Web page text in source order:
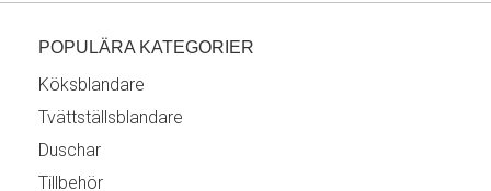
POPULÄRA KATEGORIER
Köksblandare
Tvättställsblandare
Duschar
Tillbehör